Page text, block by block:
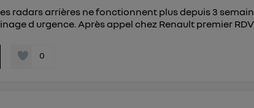
radars arrières ne fonctionnent plus depuis 3
d urgence. Après appel chez Renault premier RDV
0